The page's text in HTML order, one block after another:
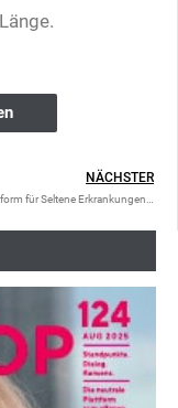
NÄCHSTER